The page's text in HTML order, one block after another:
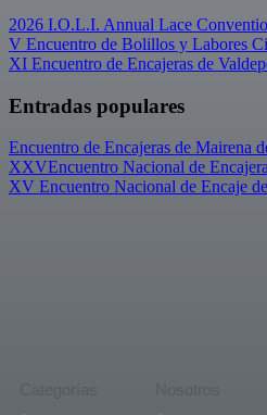
2026 I.O.L.I. Annual Lace
V Encuentro de Bolillos y Labores
XI Encuentro de Encajeras de
Entradas populares
Encuentro de Encajeras de Mairena
XXVEncuentro Nacional de
XV Encuentro Nacional de Encaje